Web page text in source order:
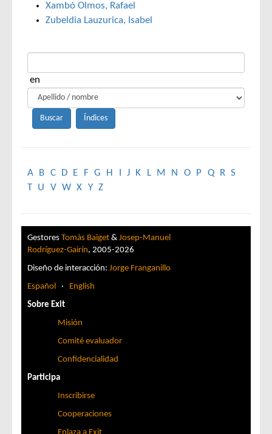
Xambó Olmos, Rafael
Zubeldia Lauzurica, Isabel
en
A B C D E F G H J K L M N O P Q R S
T U V W X Y Z
Gestores Tomàs Baiget & Josep-Manuel
Rodríguez-Gairín, 2005-2026
Diseño de interacción: Jorge Franganillo
Español · English
Sobre Exit
Misión
Comité evaluador
Confidencialidad
Participa
Inscribirse
Cooperaciones